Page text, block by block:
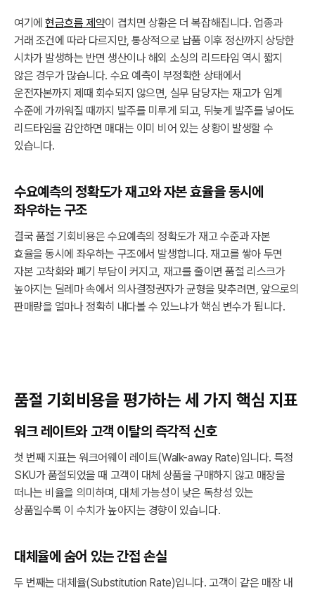
여기에현금흐름 제약이 겹치면 상황은 더 복잡해집니다. 업종과
거래 조건에 따라 다르지만, 통상적으로 납품 이후 정산까지 상당한
시차가 발생하는 반면 생산이나 해외 소싱의 리드타임 역시 짧지
않은 경우가 많습니다. 수요 예측이 부정확한 상태에서
운전자본까지 제때 회수되지 않으면, 실무 담당자는 재고가 임계
수준에 가까워질 때까지 발주를 미루게 되고, 뒤늦게 발주를 넣어도
리드타임을 감안하면 매대는 이미 비어 있는 상황이 발생할 수
있습니다.
수요예측의 정확도가 재고와 자본 효율을 동시에
좌우하는 구조
결국 품절 기회비용은 수요예측의 정확도가 재고 수준과 자본
효율을 동시에 좌우하는 구조에서 발생합니다. 재고를 쌓아 두면
자본 고착화와 폐기 부담이 커지고, 재고를 줄이면 품절 리스크가
높아지는 딜레마 속에서 의사결정권자가 균형을 맞추려면, 앞으로의
판매량을 얼마나 정확히 내다볼 수 있느냐가 핵심 변수가 됩니다.
품절 기회비용을 평가하는 세 가지 핵심 지표
워크 레이트와 고객 이탈의 즉각적 신호
첫 번째 지표는 워크어웨이 레이트(Walk-away Rate)입니다. 특정
SKU가 품절되었을 때 고객이 대체 상품을 구매하지 않고 매장을
떠나는 비율을 의미하며, 대체 가능성이 낮은 독창성 있는
상품일수록 이 수치가 높아지는 경향이 있습니다.
대체율에 숨어 있는 간접 손실
두 번째는 대체율(Substitution Rate)입니다. 고객이 같은 매장 내